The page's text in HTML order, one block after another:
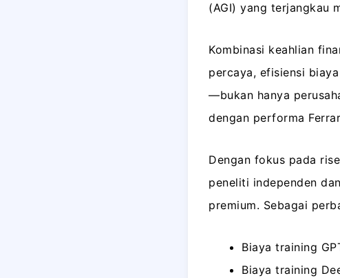
(AGI) yang terjangkau
Kombinasi keahlian
percaya, efisiensi
—bukan hanya
dengan performa
Dengan fokus pada
peneliti independen
premium. Sebagai
Biaya training
Biaya training